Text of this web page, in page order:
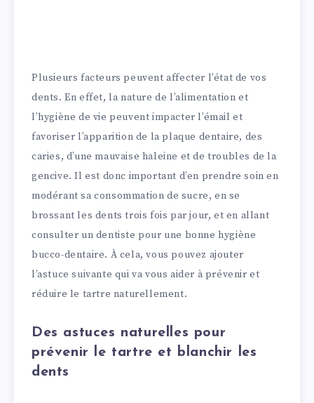
Plusieurs facteurs peuvent affecter l’état de vos
dents. En effet, la nature de l’alimentation et
l’hygiène de vie peuvent impacter l’émail et
favoriser l’apparition de la plaque dentaire, des
caries, d’une mauvaise haleine et de troubles de la
gencive. Il est donc important d’en prendre soin en
modérant sa consommation de sucre, en se
brossant les dents trois fois par jour, et en allant
consulter un dentiste pour une bonne hygiène
bucco-dentaire. À cela, vous pouvez ajouter
l’astuce suivante qui va vous aider à prévenir et
réduire le tartre naturellement.
Des astuces naturelles pour
prévenir le tartre et blanchir les
dents